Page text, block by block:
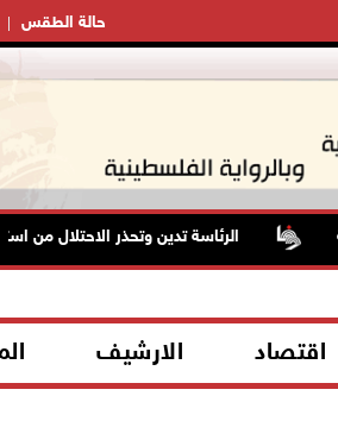
حالة الطقس
الرئاسة تدين وتحذر الاحتلال من
اقتصاد الارشيف